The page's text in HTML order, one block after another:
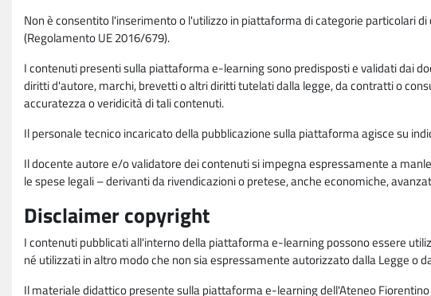
Non è consentito l'inserimento o l'utilizzo in piattaforma di categorie particolari
(Regolamento UE 2016/679).
I contenuti presenti sulla piattaforma e-learning sono predisposti e validati dai
diritti d'autore, marchi, brevetti o altri diritti tutelati dalla legge, da contratti o
accuratezza o veridicità di tali contenuti.
Il personale tecnico incaricato della pubblicazione sulla piattaforma agisce su
Il docente autore e/o validatore dei contenuti si impegna espressamente a
le spese legali – derivanti da rivendicazioni o pretese, anche economiche,
Disclaimer copyright
I contenuti pubblicati all'interno della piattaforma e-learning possono essere
né utilizzati in altro modo che non sia espressamente autorizzato dalla Legge o
Il materiale didattico presente sulla piattaforma e-learning dell'Ateneo